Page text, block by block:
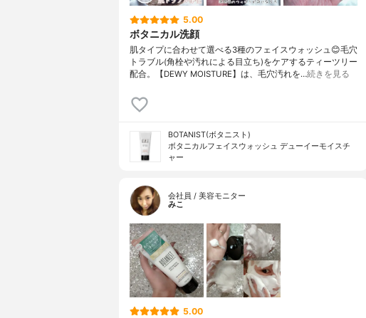
5.00
ボタニカル洗顔
肌タイプに合わせて選べる3種のフェイスウォッシュ😊毛穴
トラブル(角栓や汚れによる目立ち)をケアするティーツリー
配合。【DEWY MOISTURE】は、毛穴汚れを…続きを見る
BOTANIST(ボタニスト)
ボタニカルフェイスウォッシュ デューイーモイスチ
ャー
会社員 / 美容モニター
みこ
5.00